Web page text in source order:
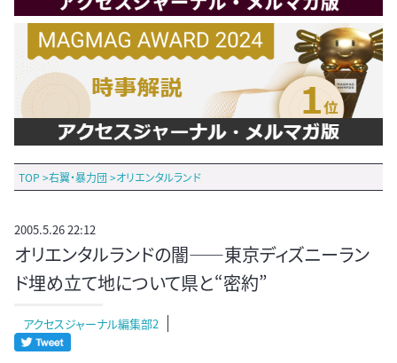
TOP >右翼・暴力団 >オリエンタルランド
2005.5.26 22:12
オリエンタルランドの闇――東京ディズニーラン
ド埋め立て地について県と“密約”
アクセスジャーナル編集部2